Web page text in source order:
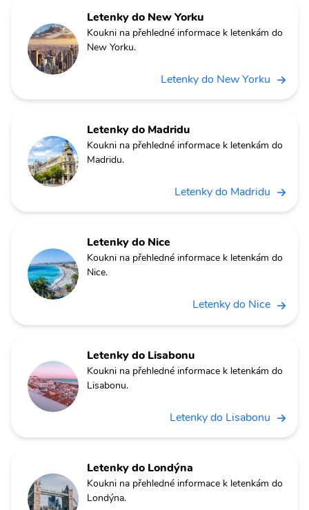
Letenky do New Yorku
Koukni na přehledné informace k letenkám do
New Yorku.
Letenky do New Yorku
Letenky do Madridu
Koukni na přehledné informace k letenkám do
Madridu.
Letenky do Madridu
Letenky do Nice
Koukni na přehledné informace k letenkám do
Nice.
Letenky do Nice
Letenky do Lisabonu
Koukni na přehledné informace k letenkám do
Lisabonu.
Letenky do Lisabonu
Letenky do Londýna
Koukni na přehledné informace k letenkám do
Londýna.